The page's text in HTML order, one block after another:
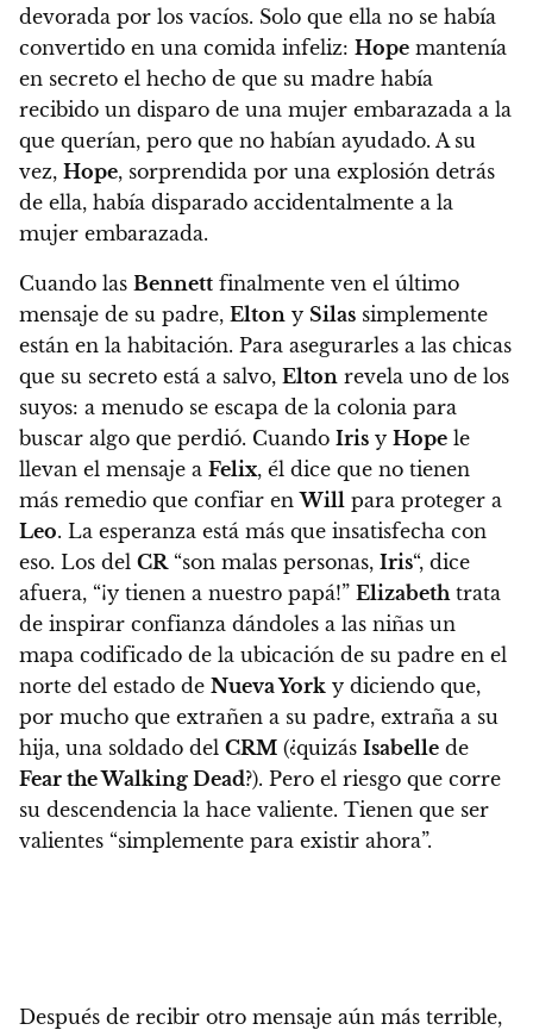
devorada por los vacíos. Solo que ella no se había
convertido en una comida infeliz: Hope mantenía
en secreto el hecho de que su madre había
recibido un disparo de una mujer embarazada a la
que querían, pero que no habían ayudado. A su
vez, Hope, sorprendida por una explosión detrás
de ella, había disparado accidentalmente a la
mujer embarazada.
Cuando las Bennett finalmente ven el último
mensaje de su padre, Elton y Silas simplemente
están en la habitación. Para asegurarles a las chicas
que su secreto está a salvo, Elton revela uno de los
suyos: a menudo se escapa de la colonia para
buscar algo que perdió. Cuando Iris y Hope le
llevan el mensaje a Felix, él dice que no tienen
más remedio que confiar enWill para proteger a
Leo. La esperanza está más que insatisfecha con
eso. Los del CR“son malas personas, Iris“, dice
afuera, “¡y tienen a nuestro papá!” Elizabethtrata
de inspirar confianza dándoles a las niñas un
mapa codificado de la ubicación de su padre en el
norte del estado de Nueva York y diciendo que,
por mucho que extrañen a su padre, extraña a su
hija, una soldado del CRM (¿quizás Isabelle de
Fear the Walking Dead?). Pero el riesgo que corre
su descendencia la hace valiente. Tienen que ser
valientes “simplemente para existir ahora”.
Después de recibir otro mensaje aún más terrible,